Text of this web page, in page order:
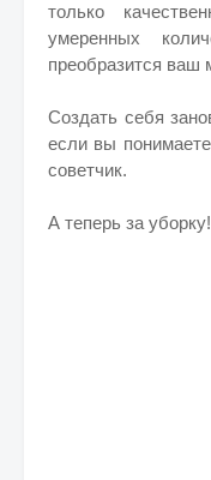
только
умеренных
преобразится ваш
Создать себя
если вы
советчик.
А теперь за уборку!